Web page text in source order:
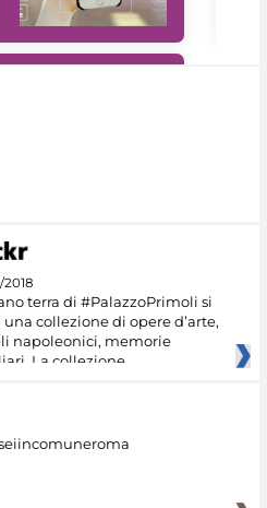
terra di #PalazzoPrimoli si
una collezione di opere d’arte,
napoleonici, memorie
La collezione